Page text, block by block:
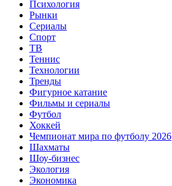
Психология
Рынки
Сериалы
Спорт
ТВ
Теннис
Технологии
Тренды
Фигурное катание
Фильмы и сериалы
Футбол
Хоккей
Чемпионат мира по футболу 2026
Шахматы
Шоу-бизнес
Экология
Экономика